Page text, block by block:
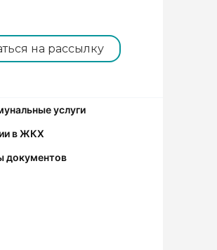
на рассылку
услуги
в ЖКХ
документов